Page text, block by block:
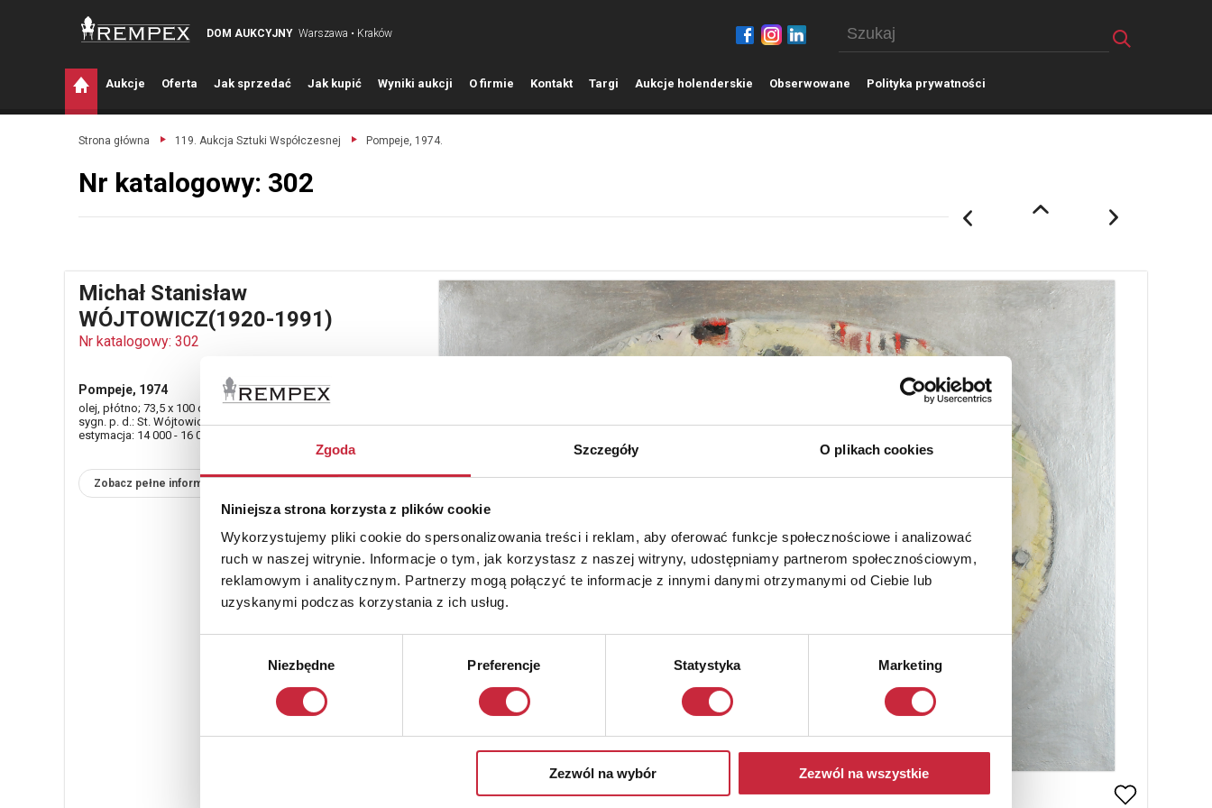
Zgoda Szczegóły O plikach cookies
Niniejsza strona korzysta z plików cookie
Wykorzystujemy pliki cookie do spersonalizowania treści i reklam, aby oferować funkcje społecznościowe i analizować
ruch w naszej witrynie. Informacje o tym, jak korzystasz z naszej witryny, udostępniamy partnerom społecznościowym,
reklamowym i analitycznym. Partnerzy mogą połączyć te informacje z innymi danymi otrzymanymi od Ciebie lub
uzyskanymi podczas korzystania z ich usług.
Niezbędne Preferencje Statystyka Marketing
Zezwól na wybór Zezwól na wszystkie
DOM AUKCYJNY Warszawa • Kraków
Aukcje Oferta Jak sprzedać Jak kupić Wyniki aukcji O firmie Kontakt Targi Aukcje holenderskie Obserwowane Polityka prywatności
Strona główna 119. Aukcja Sztuki Współczesnej Pompeje, 1974.
Nr katalogowy: 302
Michał Stanisław
WÓJTOWICZ(1920-1991)
Nr katalogowy: 302
Pompeje, 1974
olej, płótno; 73,5 x 100 cm;
sygn. p. d.: St. Wójtowicz
estymacja: 14 000 - 16 000 zł
Zobacz pełne informacje